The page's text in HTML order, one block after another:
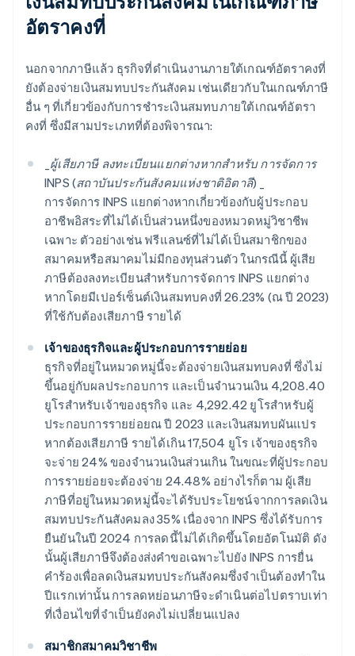
อัตราคงที่
นอกจากภาษีแล้ว ธุรกิจที่ดําเนินงานภายใต้เกณฑ์อัตราคงที่
ยังต้องจ่ายเงินสมทบประกันสังคม เช่นเดียวกับในเกณฑ์ภาษี
อื่น ๆ ที่เกี่ยวข้องกับการชำระเงินสมทบภายใต้เกณฑ์อัตรา
คงที่ ซึ่งมีสามประเภทที่ต้องพิจารณา:
ผู้เสียภาษี ลงทะเบียนแยกต่างหากสําหรับ การจัดการ
INPS (สถาบันประกันสังคมแห่งชาติอิตาลี) _
การจัดการ INPS แยกต่างหากเกี่ยวข้องกับผู้ประกอบ
อาชีพอิสระที่ไม่ได้เป็นส่วนหนึ่งของหมวดหมู่วิชาชีพ
เฉพาะ ตัวอย่างเช่น ฟรีแลนซ์ที่ไม่ได้เป็นสมาชิกของ
สมาคมหรือสมาคมไม่มีกองทุนส่วนตัว ในกรณีนี้ ผู้เสีย
ภาษีต้องลงทะเบียนสําหรับการจัดการ INPS แยกต่าง
หากโดยมีเปอร์เซ็นต์เงินสมทบคงที่ 26.23% (ณ ปี 2023)
ที่ใช้กับต้องเสียภาษี รายได้
เจ้าของธุรกิจและผู้ประกอบการรายย่อย
ธุรกิจที่อยู่ในหมวดหมู่นี้จะต้องจ่ายเงินสมทบคงที่ ซึ่งไม่
ขึ้นอยู่กับผลประกอบการ และเป็นจํานวนเงิน 4,208.40
ยูโรสําหรับเจ้าของธุรกิจ และ 4,292.42 ยูโรสําหรับผู้
ประกอบการรายย่อยณ ปี 2023 และเงินสมทบผันแปร
หากต้องเสียภาษี รายได้เกิน 17,504 ยูโร เจ้าของธุรกิจ
จะจ่าย 24% ของจํานวนเงินส่วนเกิน ในขณะที่ผู้ประกอบ
การรายย่อยจะต้องจ่าย 24.48% อย่างไรก็ตาม ผู้เสีย
ภาษีที่อยู่ในหมวดหมู่นี้จะได้รับประโยชน์จากการลดเงิน
สมทบประกันสังคมลง 35% เนื่องจาก INPS ซึ่งได้รับการ
ยืนยันในปี 2024 การลดนี้ไม่ได้เกิดขึ้นโดยอัตโนมัติ ดัง
นั้นผู้เสียภาษีจึงต้องส่งคำขอเฉพาะไปยัง INPS การยื่น
คำร้องเพื่อลดเงินสมทบประกันสังคมซึ่งจําเป็นต้องทำใน
ปีแรกเท่านั้น การลดหย่อนภาษีจะดําเนินต่อไปตราบเท่า
ที่เงื่อนไขที่จําเป็นยังคงไม่เปลี่ยนแปลง
สมาชิกสมาคมวิชาชีพ